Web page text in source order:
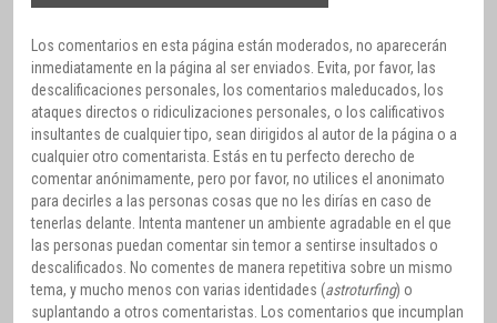
Los comentarios en esta página están moderados, no aparecerán
inmediatamente en la página al ser enviados. Evita, por favor, las
descalificaciones personales, los comentarios maleducados, los
ataques directos o ridiculizaciones personales, o los calificativos
insultantes de cualquier tipo, sean dirigidos al autor de la página o a
cualquier otro comentarista. Estás en tu perfecto derecho de
comentar anónimamente, pero por favor, no utilices el anonimato
para decirles a las personas cosas que no les dirías en caso de
tenerlas delante. Intenta mantener un ambiente agradable en el que
las personas puedan comentar sin temor a sentirse insultados o
descalificados. No comentes de manera repetitiva sobre un mismo
tema, y mucho menos con varias identidades (astroturfing) o
suplantando a otros comentaristas. Los comentarios que incumplan